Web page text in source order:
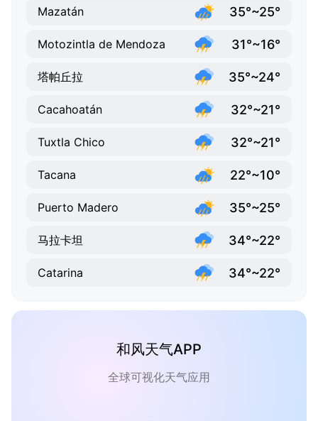
Mazatán 35°~25°
Motozintla de Mendoza 31°~16°
塔帕丘拉 35°~24°
Cacahoatán 32°~21°
Tuxtla Chico 32°~21°
Tacana 22°~10°
Puerto Madero 35°~25°
马拉卡坦 34°~22°
Catarina 34°~22°
和风天气APP
全球可视化天气应用